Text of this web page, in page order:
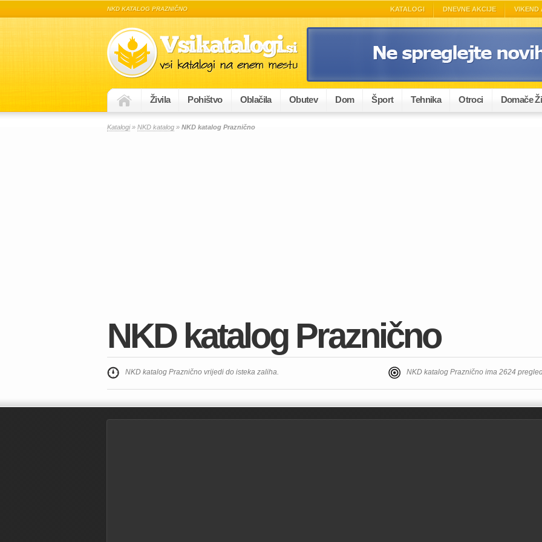
NKD KATALOG PRAZNIČNO KATALOGI DNEVNE AKCIJE VIKEND
Živila Pohištvo Oblačila Obutev Dom Šport Tehnika Otroci Domače
Katalogi» NKD katalog » NKD katalog Praznično
NKD katalog Praznično
NKD katalog Praznično vrijedi do isteka zaliha. NKD katalog Praznično ima 2624